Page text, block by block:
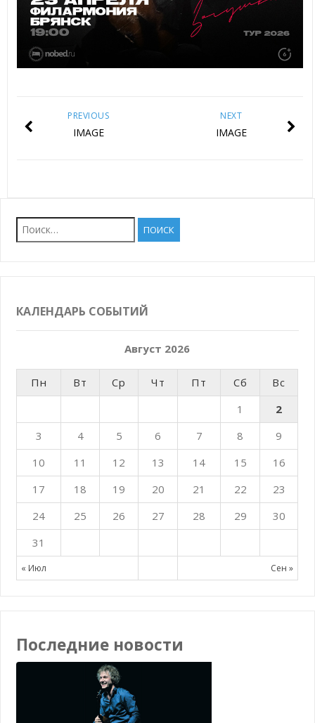
NEXT
IMAGE
PREVIOUS
IMAGE
Найти:
КАЛЕНДАРЬ СОБЫТИЙ
Август 2026
Пн Вт Ср Чт Пт Сб
Вс
1
2
3
4 5 6 7 8
9
10
11 12 13 14 15
16
17
18 19 20 21 22
23
24
25 26 27 28 29
30
31
« Июл Сен »
Последние новости